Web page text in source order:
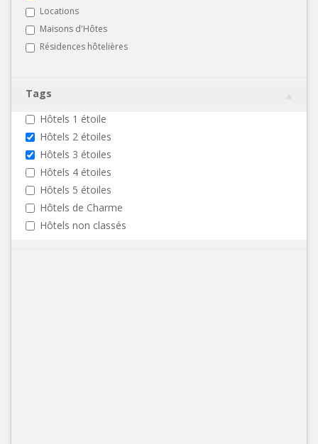
Locations
Maisons d'Hôtes
Résidences hôtelières
Tags
Hôtels 1 étoile
Hôtels 2 étoiles
Hôtels 3 étoiles
Hôtels 4 étoiles
Hôtels 5 étoiles
Hôtels de Charme
Hôtels non classés